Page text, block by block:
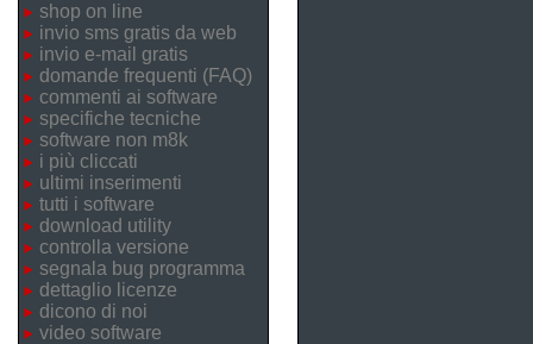
shop on line
invio sms gratis da web
invio e-mail gratis
domande frequenti (FAQ)
commenti ai software
specifiche tecniche
software non m8k
i più cliccati
ultimi inserimenti
tutti i software
download utility
controlla versione
segnala bug programma
dettaglio licenze
dicono di noi
video software